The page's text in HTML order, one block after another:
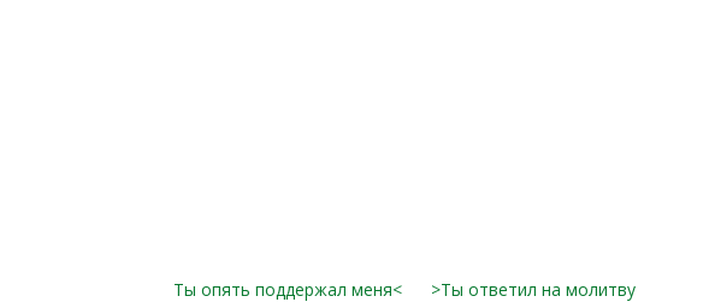
Ты опять поддержал меня<
>Ты ответил на молитву